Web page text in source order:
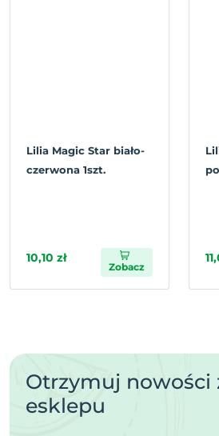
Lilia Magic Star biało-
czerwona 1szt.
10,10 zł
Zobacz
Otrzymuj nowości
esklepu